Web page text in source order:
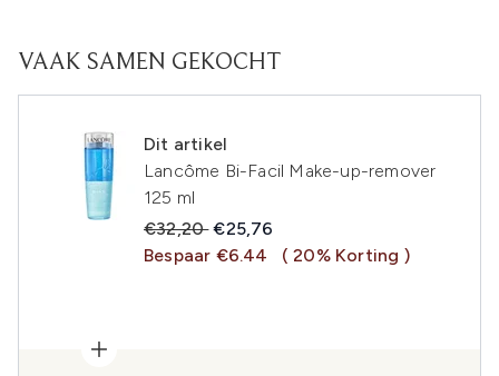
VAAK SAMEN GEKOCHT
Dit artikel
Lancôme Bi-Facil Make-up-remover
125 ml
Recommended Retail Price:
€32,20Huidige prijs:
€25,76
Bespaar €6.44
( 20% Korting )